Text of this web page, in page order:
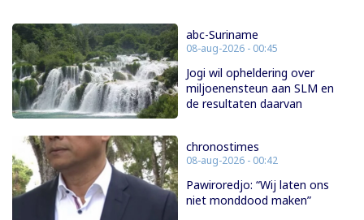
abc-Suriname
08-aug-2026 - 00:45
Jogi wil opheldering over
miljoenensteun aan SLM en
de resultaten daarvan
chronostimes
08-aug-2026 - 00:42
Pawiroredjo: “Wij laten ons
niet monddood maken”